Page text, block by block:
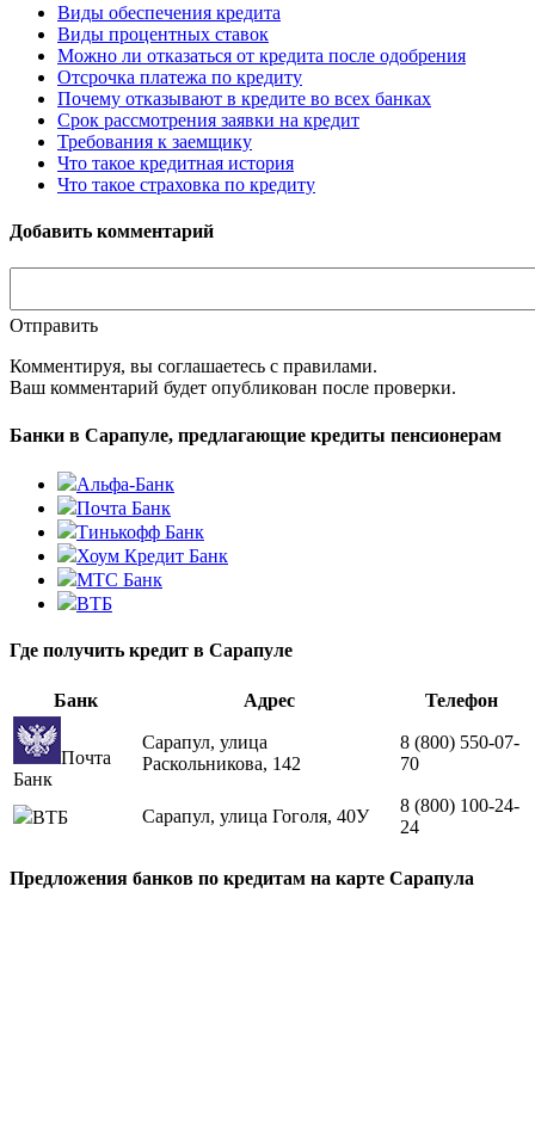
Виды обеспечения кредита
Виды процентных ставок
Можно ли отказаться от кредита после одобрения
Отсрочка платежа по кредиту
Почему отказывают в кредите во всех банках
Срок рассмотрения заявки на кредит
Требования к заемщику
Что такое кредитная история
Что такое страховка по кредиту
Добавить комментарий
Отправить
Комментируя, вы соглашаетесь c правилами.
Ваш комментарий будет опубликован после проверки.
Банки в Сарапуле, предлагающие кредиты пенсионерам
Альфа-Банк
Почта Банк
Тинькофф Банк
Хоум Кредит Банк
МТС Банк
ВТБ
Где получить кредит в Сарапуле
Банк Адрес Телефон
Почта
Банк
Сарапул, улица
Раскольникова, 142
8 (800) 550-07-
70
ВТБ Сарапул, улица Гоголя, 40У
8 (800) 100-24-
24
Предложения банков по кредитам на карте Сарапула